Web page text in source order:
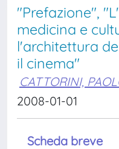
"Prefazione",
medicina e
l'architettura
il cinema"
CATTORINI,
2008-01-01
Scheda breve